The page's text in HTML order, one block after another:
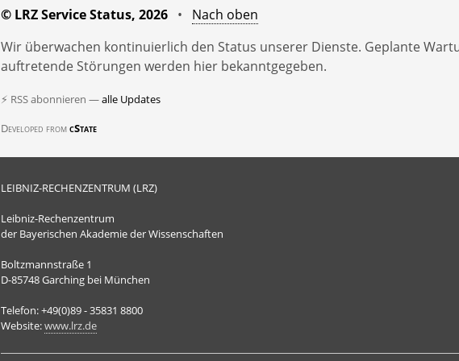
© LRZ Service Status, 2026 • Nach oben
Wir überwachen kontinuierlich den Status unserer Dienste. Geplante
auftretende Störungen werden hier bekanntgegeben.
⚡ RSS abonnieren —alle Updates
Developed fromcState
LEIBNIZ-RECHENZENTRUM (LRZ)
Leibniz-Rechenzentrum
der Bayerischen Akademie der Wissenschaften
Boltzmannstraße 1
D-85748 Garching bei München
Telefon: +49(0)89 - 35831 8800
Website:www.lrz.de